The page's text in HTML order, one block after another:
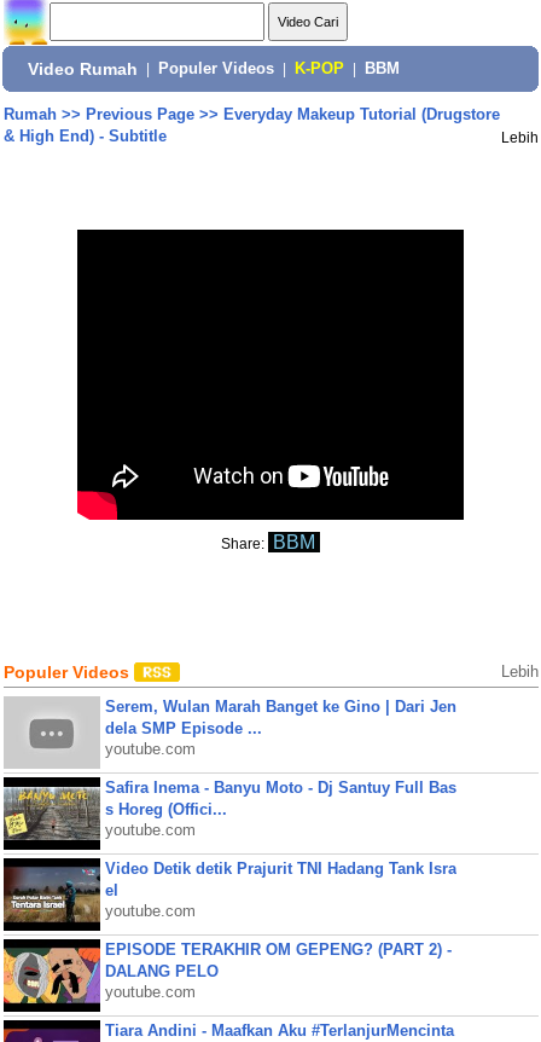
Video Rumah Populer Videos K-POP BBM
Rumah>> Previous Page>> Everyday Makeup Tutorial (Drugstore
& High End) - Subtitle
Lebih
Share: BBM
Populer Videos Lebih
Serem, Wulan Marah Banget ke Gino | Dari Jen
dela SMP Episode ...
youtube.com
Safira Inema - Banyu Moto - Dj Santuy Full Bas
s Horeg (Offici...
youtube.com
Video Detik detik Prajurit TNI Hadang Tank Isra
el
youtube.com
EPISODE TERAKHIR OM GEPENG? (PART 2) -
DALANG PELO
youtube.com
Tiara Andini - Maafkan Aku #TerlanjurMencinta